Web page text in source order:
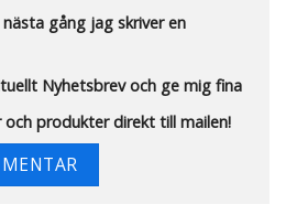
gång jag skriver en
Nyhetsbrev och ge mig fina
produkter direkt till mailen!